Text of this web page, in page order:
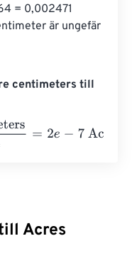
= 0,002471
är ungefär
centimeters till
=2 e
Acres